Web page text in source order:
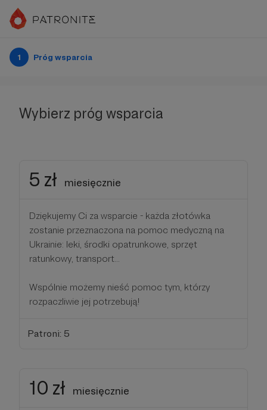
1 Próg wsparcia
Wybierz próg wsparcia
5 zł miesięcznie
Dziękujemy Ci za wsparcie - każda złotówka
zostanie przeznaczona na pomoc medyczną na
Ukrainie: leki, środki opatrunkowe, sprzęt
ratunkowy, transport...
Wspólnie możemy nieść pomoc tym, którzy
rozpaczliwie jej potrzebują!
Patroni: 5
10 zł miesięcznie